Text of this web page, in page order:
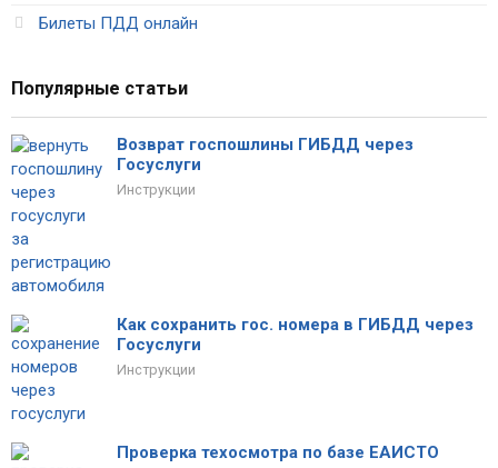
Билеты ПДД онлайн
Популярные статьи
Возврат госпошлины ГИБДД через
Госуслуги
Инструкции
Как сохранить гос. номера в ГИБДД через
Госуслуги
Инструкции
Проверка техосмотра по базе ЕАИСТО